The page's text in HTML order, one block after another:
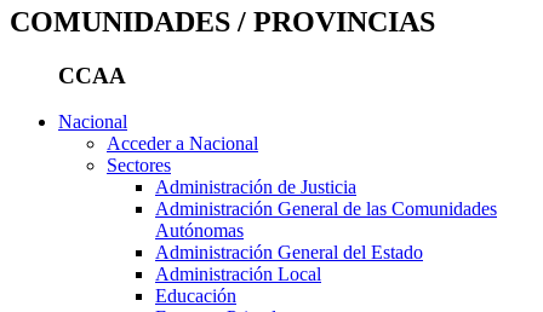
COMUNIDADES / PROVINCIAS
CCAA
Nacional
Acceder a Nacional
Sectores
Administración de Justicia
Administración General de las Comunidades
Autónomas
Administración General del Estado
Administración Local
Educación